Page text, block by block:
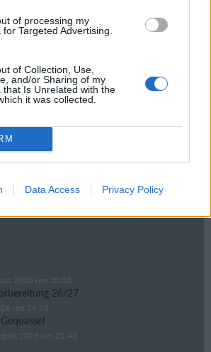
of processing my
Targeted Advertising.
of Collection, Use,
and/or Sharing of my
that Is Unrelated with the
it was collected.
Data Access Privacy Policy
PARTNER
Werbefrei? Abo abschließen!
2026 um 20:53
26/27
um 19:45
2026 um 21:43